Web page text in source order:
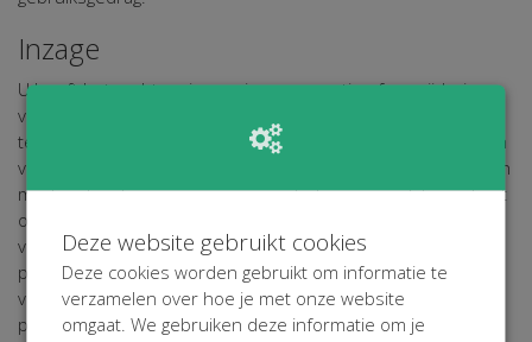
Inzage
U heeft het recht op inzage in en correctie of verwijdering
van uw persoonsgegevens. Tevens kunt u bezwaar maken
tegen het verwerken van uw persoonsgegevens, kunt u een
verzoek tot 'vergetelheid' doen of vragen om uw gegevens in
machineleesbare vorm aan u aan te leveren zodat u ze kunt
overdragen aan een derde partij. Zie voor meer informatie
voor uw rechten met betrekking tot de verwerking van uw
persoonsgegevens onsPrivacy Statement. Om misbruik te
voorkomen kunnen wij u daarbij om identificatie vragen, de
persoonsgegevens die wij naar aanleiding van het verzoek
Deze website gebruikt cookies
Deze cookies worden gebruikt om informatie te
verzamelen over hoe je met onze website
omgaat. We gebruiken deze informatie om je